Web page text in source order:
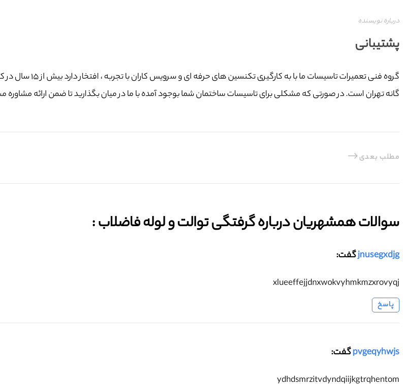
درباره نویسنده
پشتیبانی
گانه تهران است. در صورتی که مشکلی برای تاسیسات ساختمان شما بوجود آمده با ما در میان بگذارید تا ضمن ارائه مشاوره
مطلب بعدی
سوالات همشهریان درباره گرفتگی توالت و لوله فاضلاب :‌
jnusegxdjgگفت:
xlueeffejjdnxwokvyhmkmzxrovyqj
پاسخ
pvgeqyhwjsگفت:
ydhdsmrzitvdyndqiijkgtrqhentom